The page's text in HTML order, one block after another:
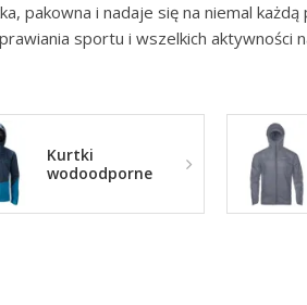
pakowna i nadaje się na niemal
sportu i wszelkich
Kurtki
wodoodporne